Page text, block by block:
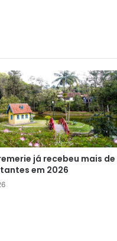
já recebeu mais de
em 2026